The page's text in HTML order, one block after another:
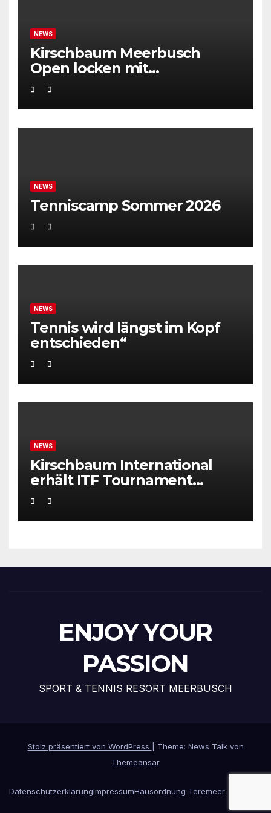
NEWS
Kirschbaum Meerbusch
Open locken mit
Weltklassetennis
NEWS
Tenniscamp Sommer 2026
NEWS
Tennis wird längst im Kopf
entschieden“
NEWS
Kirschbaum International
erhält ITF Tournament
Recognition Award 2025
ENJOY YOUR
PASSION
SPORT & TENNIS RESORT MEERBUSCH
Stolz präsentiert von WordPress
Theme: News Talk von
Themeansar
DatenschutzerklärungImpressumHausordnung Teremeer